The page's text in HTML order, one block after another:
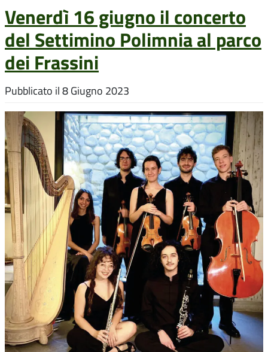
Venerdì 16 giugno il concerto
del Settimino Polimnia al parco
dei Frassini
Pubblicato il 8 Giugno 2023